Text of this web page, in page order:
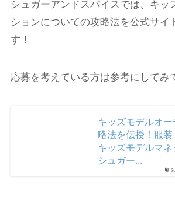
シュガーアンドスパイスでは、キッ
ションについての攻略法を公式サイ
す！
応募を考えている方は参考にしてみ
キッズモデルオ
略法を伝授！服
キッズモデルマ
シュガー...